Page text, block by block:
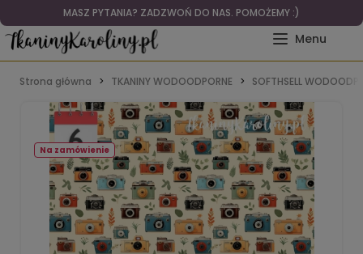
MASZ PYTANIA? ZADZWOŃ DO NAS. POMOŻEMY :)
Strona główna TKANINY WODOODPORNE SOFTHSELL
Na zamówienie